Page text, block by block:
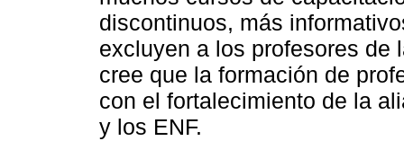
discontinuos, más
excluyen a los profesores de
cree que la formación de
con el fortalecimiento de la
y los ENF.